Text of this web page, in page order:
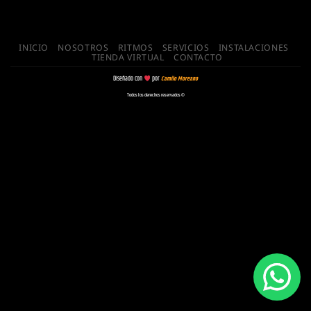
INICIO NOSOTROS RITMOS SERVICIOS
INSTALACIONES
TIENDA VIRTUAL
CONTACTO
Diseñado con porCamilo Moreano
Todos los derechos reservados ©️